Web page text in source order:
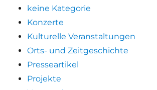
keine Kategorie
Konzerte
Kulturelle Veranstaltungen
Orts- und Zeitgeschichte
Presseartikel
Projekte